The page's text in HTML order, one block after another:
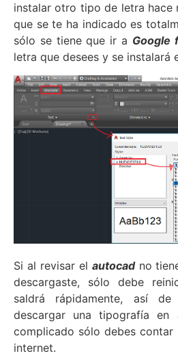
instalar otro tipo de letra hace
que se te ha indicado es
sólo se tiene que ir a Google
letra que desees y se instalará
Si al revisar el autocadno
descargaste, sólo debe
saldrá rápidamente, así
descargar una tipografía
complicado sólo debes contar
internet.